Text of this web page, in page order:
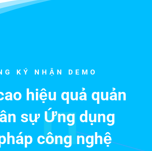
KÝ NHẬN DEMO
hiệu quả quản
sự Ứng dụng
công nghệ